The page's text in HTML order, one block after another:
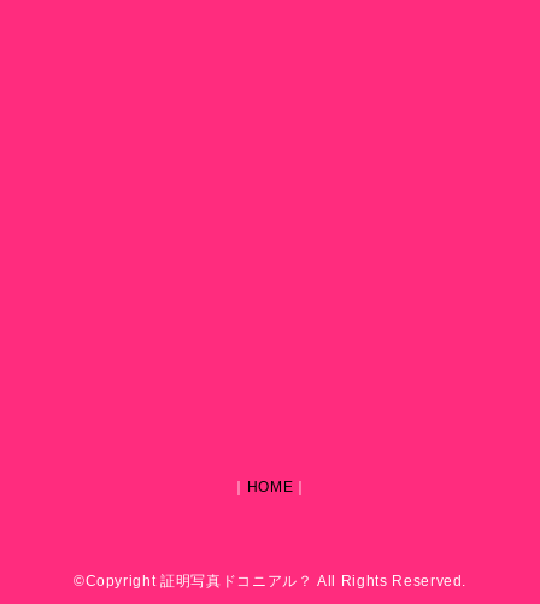
HOME
©Copyright 証明写真ドコニアル？ All Rights Reserved.